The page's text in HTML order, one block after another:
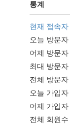
통계
현재 접속자
오늘 방문자
어제 방문자
최대 방문자
전체 방문자
오늘 가입자
어제 가입자
전체 회원수